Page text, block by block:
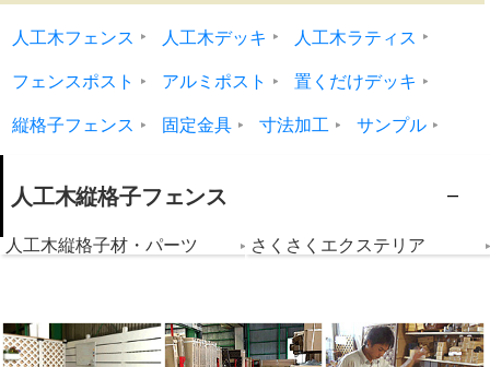
人工木フェンス 人工木デッキ 人工木ラティス
フェンスポスト アルミポスト 置くだけデッキ
縦格子フェンス 固定金具 寸法加工 サンプル
人工木縦格子フェンス
人工木縦格子材・パーツ さくさくエクステリア